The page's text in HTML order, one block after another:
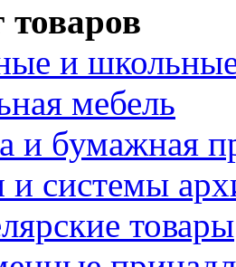
товаров
и
мебель
и бумажная
и системы
товары